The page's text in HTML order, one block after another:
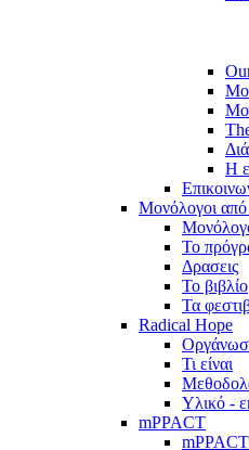
Η
Μονόλογοι από
Το
Δρασεις
Το βιβλίο
Τα
Radical Hope
Τι είναι
Υλικό -
mPPACT
mPPACT